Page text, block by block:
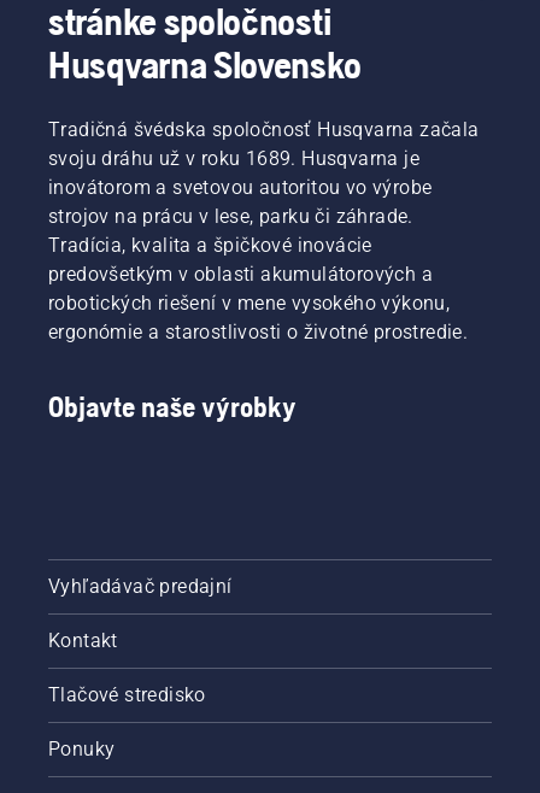
nôtu a
najprv si
pozrite
naše
rady na
udržanie
zdravého
sviežeho
trávnika
počas
celej
sezóny.
videu.
stránke spoločnosti
Husqvarna Slovensko
Tradičná švédska spoločnosť Husqvarna začala
svoju dráhu už v roku 1689. Husqvarna je
inovátorom a svetovou autoritou vo výrobe
strojov na prácu v lese, parku či záhrade.
Tradícia, kvalita a špičkové inovácie
predovšetkým v oblasti akumulátorových a
robotických riešení v mene vysokého výkonu,
ergonómie a starostlivosti o životné prostredie.
Objavte naše výrobky
Vyhľadávač predajní
Kontakt
Tlačové stredisko
Ponuky